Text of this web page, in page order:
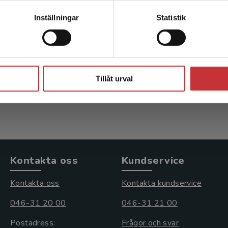
Inställningar Statistik
Tillåt urval
Ahlström, Björn m.fl. (red.)
inkl. moms
Exkl. moms: 308 kr
Exkl.
Kontakta oss
Kontakta oss
046-31 20 00
Postadress:
Kundservice
Kontakta kundservice
046-31 21 00
Frågor och svar